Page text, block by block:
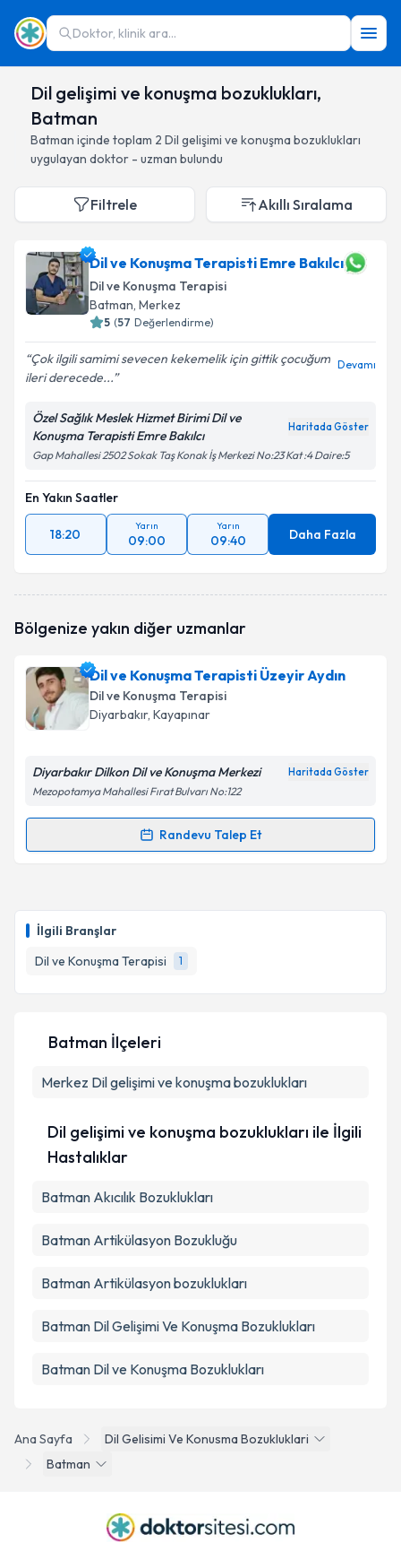
Doktor, klinik ara...
Dil gelişimi ve konuşma bozuklukları,
Batman
Batman içinde toplam 2 Dil gelişimi ve konuşma bozuklukları
uygulayan doktor - uzman bulundu
İlgili Branşlar
Dil ve Konuşma Terapisi
1
Filtrele Akıllı Sıralama
Dil ve Konuşma Terapisti Emre Bakılcı
Dil ve Konuşma Terapisi
Batman, Merkez
5 (57 Değerlendirme)
Çok ilgili samimi sevecen kekemelik için gittik çocuğum
ileri derecede...
Devamı
Özel Sağlık Meslek Hizmet Birimi Dil ve
Konuşma Terapisti Emre Bakılcı
Haritada Göster
Gap Mahallesi 2502 Sokak Taş Konak İş Merkezi No:23 Kat :4 Daire:5
En Yakın Saatler
18:20
Yarın
09:00
Yarın
09:40 Daha Fazla
Bölgenize yakın diğer uzmanlar
Dil ve Konuşma Terapisti Üzeyir Aydın
Dil ve Konuşma Terapisi
Diyarbakır, Kayapınar
Diyarbakır Dilkon Dil ve Konuşma Merkezi Haritada Göster
Mezopotamya Mahallesi Fırat Bulvarı No:122
Randevu Talep Et
Randevu Takvimi Talebi
almanız için bir takvim hazırlandığında e-posta ile
bilgilendireceğiz.
E-posta Adresiniz
Kişisel verilerimin işlenmesine ilişkinAydınlatma
Ana Sayfa
Dil Gelisimi Ve Konusma Bozukluklari
Batman
Batman İlçeleri
Merkez Dil gelişimi ve konuşma bozuklukları
Dil gelişimi ve konuşma bozuklukları ile İlgili
Hastalıklar
Batman Akıcılık Bozuklukları
Batman Artikülasyon Bozukluğu
Batman Artikülasyon bozuklukları
Batman Dil Gelişimi Ve Konuşma Bozuklukları
Batman Dil ve Konuşma Bozuklukları